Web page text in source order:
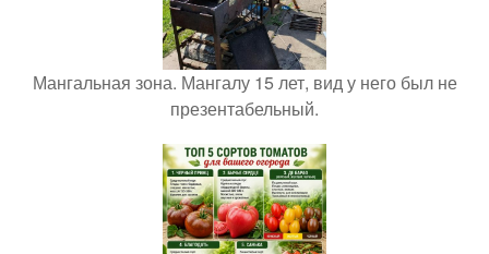
Мангальная зона. Мангалу 15 лет, вид у него был не
презентабельный.